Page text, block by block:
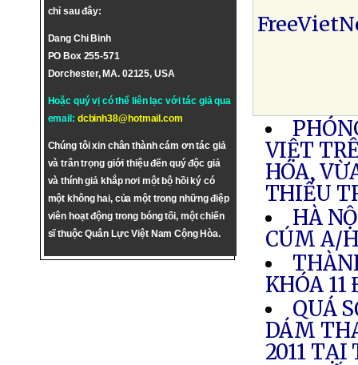
chỉ sau đây:
Dang Chi Binh
PO Box 255-571
Dorchester, MA. 02125, USA
Hoặc quý vị có thể liên lạc với tác giả qua
email: dcbinh38@hotmail.com
Chúng tôi xin chân thành cám ơn tác giả
và trân trọng giới thiệu đến quý độc giả
và thính giả khắp nơi một bộ hồi ký có
một không hai, của một trong những điệp
viên hoạt động trong bóng tối, một chiến
sĩ thuộc Quân Lực Việt Nam Cộng Hòa.
VIỆT
HÓA,
THIẾU
HÀ
CÚM A/
KHÓA 11
QUÁ
DÁM
2011 TẠI